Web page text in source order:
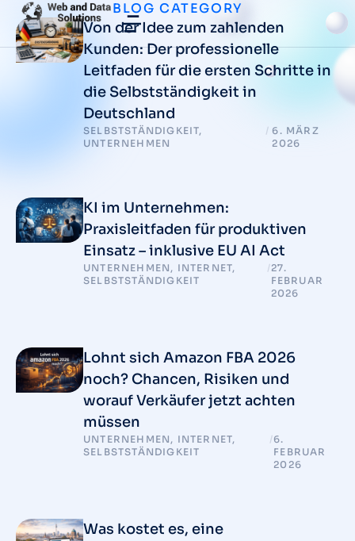
BLOG CATEGORY
Von der Idee zum zahlenden
Kunden: Der professionelle
Leitfaden für die ersten Schritte in
die Selbstständigkeit in
Deutschland
SELBSTSTÄNDIGKEIT,
UNTERNEHMEN
/ 6. MÄRZ
2026
KI im Unternehmen:
Praxisleitfaden für produktiven
Einsatz – inklusive EU AI Act
UNTERNEHMEN , INTERNET,
SELBSTSTÄNDIGKEIT
/27.
FEBRUAR
2026
Lohnt sich Amazon FBA 2026
noch? Chancen, Risiken und
worauf Verkäufer jetzt achten
müssen
UNTERNEHMEN , INTERNET,
SELBSTSTÄNDIGKEIT
/6.
FEBRUAR
2026
Was kostet es, eine